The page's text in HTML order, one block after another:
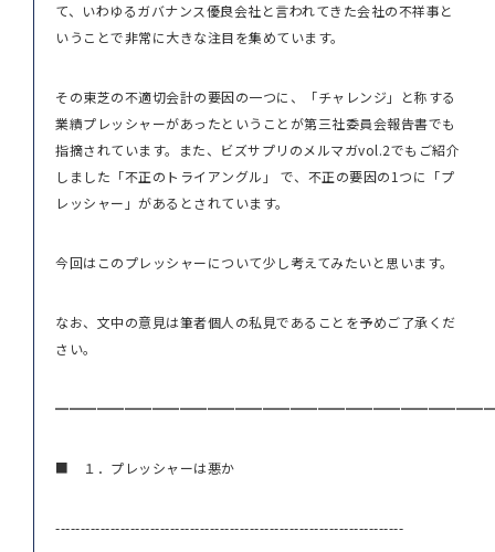
て、いわゆるガバナンス優良会社と言われてきた会社の不祥事と
いうことで非常に大きな注目を集めています。
その東芝の不適切会計の要因の一つに、「チャレンジ」と称する
業績プレッシャーがあったということが第三社委員会報告書でも
指摘されています。また、ビズサプリのメルマガvol.2でもご紹介
しました「不正のトライアングル」 で、不正の要因の1つに「プ
レッシャー」があるとされています。
今回はこのプレッシャーについて少し考えてみたいと思います。
なお、文中の意見は筆者個人の私見であることを予めご了承くだ
さい。
■ １．プレッシャーは悪か
----------------------------------------------------------------------